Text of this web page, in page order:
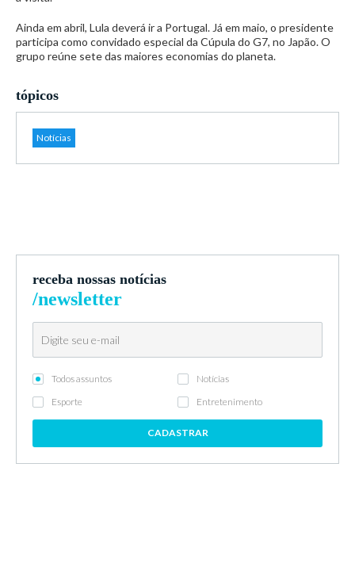
Ainda em abril, Lula deverá ir a Portugal. Já em maio, o presidente
participa como convidado especial da Cúpula do G7, no Japão. O
grupo reúne sete das maiores economias do planeta.
tópicos
Notícias
receba nossas notícias
/newsletter
Todos assuntos
Notícias
Esporte
Entretenimento
CADASTRAR